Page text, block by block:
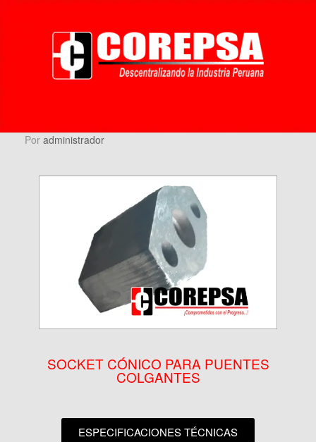
por administrador
SOCKET CÓNICO PARA PUENTES
COLGANTES
ESPECIFICACIONES TÉCNICAS